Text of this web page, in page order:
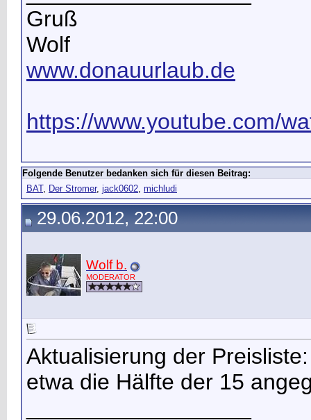
Gruß
Wolf
www.donauurlaub.de
https://www.youtube.com/
Folgende Benutzer bedanken sich für diesen Beitrag:
BAT, Der Stromer, jack0602, michludi
29.06.2012, 22:00
Wolf b.
MODERATOR
Aktualisierung der
etwa die Hälfte der 15